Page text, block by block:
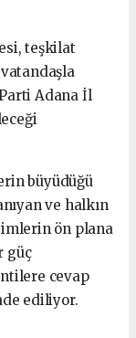
teşkilat
Adana İl
büyüdüğü
ve halkın
ön plana
güç
cevap
ediliyor.